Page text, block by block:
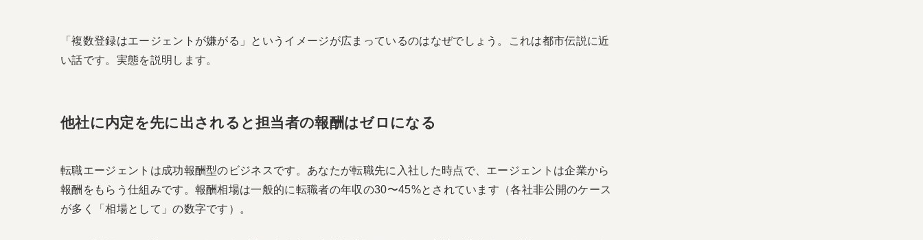
「複数登録はエージェントが嫌がる」というイメージが広まっているのはなぜでしょう。これは都市伝説に近
い話です。実態を説明します。
他社に内定を先に出されると担当者の報酬はゼロになる
転職エージェントは成功報酬型のビジネスです。あなたが転職先に入社した時点で、エージェントは企業から
報酬をもらう仕組みです。報酬相場は一般的に転職者の年収の30〜45%とされています（各社非公開のケース
が多く「相場として」の数字です）。